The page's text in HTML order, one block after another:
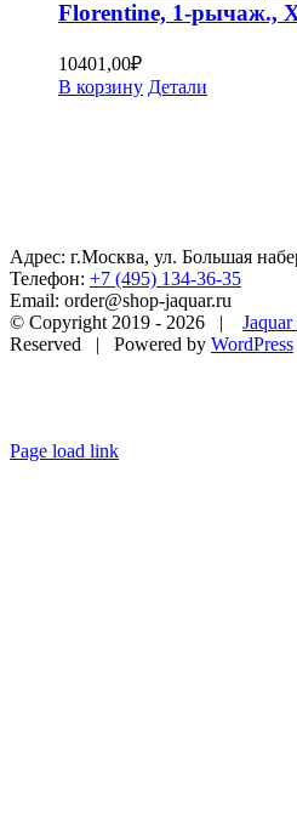
Florentine, 1-рычаж.,
10401,00₽
В корзину Детали
Адрес: г.Москва, ул. Большая
Телефон: +7 (495) 134-36-35
Email: order@shop-jaquar.ru
© Copyright 2019 - 2026 |
Reserved | Powered by WordPress
Page load link